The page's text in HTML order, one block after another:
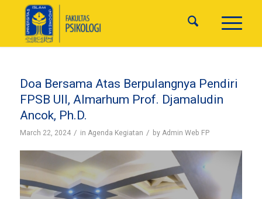
Doa Bersama Atas Berpulangnya Pendiri
FPSB UII, Almarhum Prof. Djamaludin
Ancok, Ph.D.
March 22, 2024 / in Agenda Kegiatan / by Admin Web FP